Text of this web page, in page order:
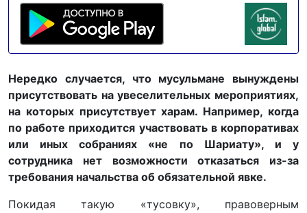
Нередко случается, что мусульмане вынуждены
присутствовать на увеселительных мероприятиях,
на которых присутствует харам. Например, когда
по работе приходится участвовать в корпоративах
или иных собраниях «не по Шариату», и у
сотрудника нет возможности отказаться из-за
требования начальства об обязательной явке.
Покидая такую «тусовку», правоверным